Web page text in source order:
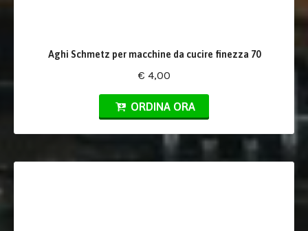
Aghi Schmetz per macchine da cucire finezza 70
€ 4,00
ORDINA ORA